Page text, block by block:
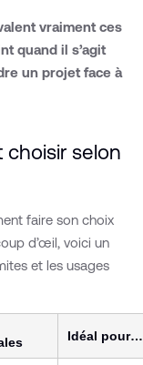
vraiment ces
quand il s’agit
un projet face à
choisir selon
faire son choix
d’œil, voici un
et les usages
Idéal pour…